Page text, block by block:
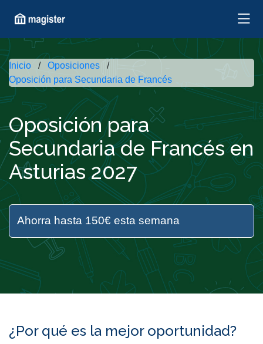
Inicio
Oposiciones
Oposición para Secundaria de Francés
Oposición para
Secundaria de Francés en
Asturias 2027
Ahorra hasta 150€ esta semana
¿Por qué es la mejor oportunidad?